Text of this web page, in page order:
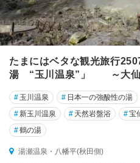
たまにはベタな観光旅行
湯 “玉川温泉”」 ～大仙
# 玉川温泉 # 日本一の強酸性の湯
#新玉川温泉 # 天然岩盤浴 #宝
#鶴の湯
湯瀬温泉・八幡平(秋田側)